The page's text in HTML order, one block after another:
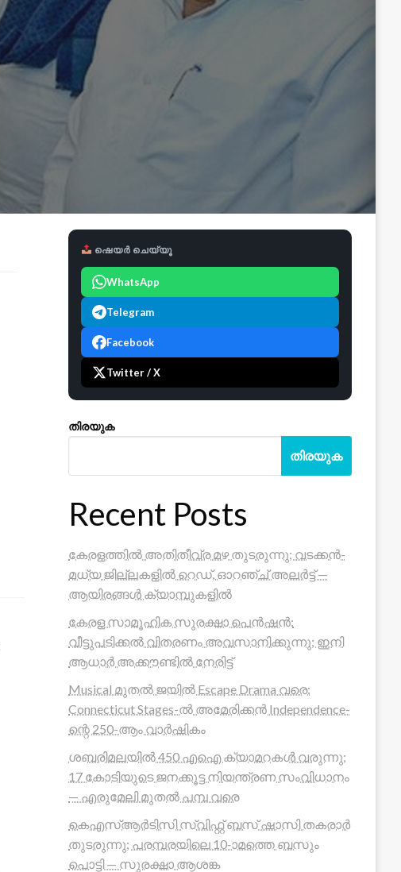
ഷെയർ ചെയ്യൂ
WhatsApp
Telegram
Facebook
Twitter / X
തിരയുക
തിരയുക
Recent Posts
കേരളത്തിൽ അതിതീവ്ര മഴ തുടരുന്നു; വടക്കൻ-
മധ്യ ജില്ലകളിൽ റെഡ്, ഓറഞ്ച് അലർട്ട് —
ആയിരങ്ങൾ ക്യാമ്പുകളിൽ
കേരള സാമൂഹിക സുരക്ഷാ പെൻഷൻ:
വീട്ടുപടിക്കൽ വിതരണം അവസാനിക്കുന്നു; ഇനി
ആധാർ അക്കൗണ്ടിൽ നേരിട്ട്
Musical മുതൽ ജയിൽ Escape Drama വരെ:
Connecticut Stages-ൽ അമേരിക്കൻ Independence-
ന്റെ 250-ആം വാർഷികം
ശബരിമലയിൽ 450 എഐ ക്യാമറകൾ വരുന്നു;
17 കോടിയുടെ ജനക്കൂട്ട നിയന്ത്രണ സംവിധാനം
— എരുമേലി മുതൽ പമ്പ വരെ
കെഎസ്ആർടിസി സ്വിഫ്റ്റ് ബസ് ഷാസി തകരാർ
തുടരുന്നു; പരമ്പരയിലെ 10-ാമത്തെ ബസും
പൊട്ടി — സുരക്ഷാ ആശങ്ക